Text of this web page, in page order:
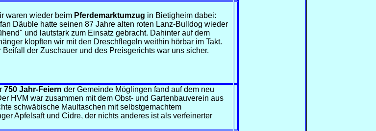
waren wieder beim Pferdemarktumzug in Bietigheim dabei:
Däuble hatte seinen 87 Jahre alten roten Lanz-Bulldog wieder
und lautstark zum Einsatz gebracht. Dahinter auf dem
klopften wir mit den Dreschflegeln weithin hörbar im Takt.
Beifall der Zuschauer und des Preisgerichts war uns sicher.
750 Jahr-Feiern der Gemeinde Möglingen fand auf dem neu
HVM war zusammen mit dem Obst- und Gartenbauverein aus
schwäbische Maultaschen mit selbstgemachtem
Apfelsaft und Cidre, der nichts anderes ist als verfeinerter